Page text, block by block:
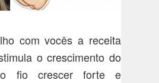
com vocês a receita
o crescimento do
fio crescer forte e